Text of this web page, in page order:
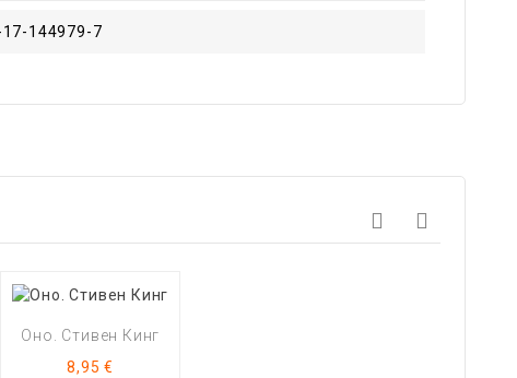
144979-7
Оно. Стивен Кинг
Цена
8,95 €